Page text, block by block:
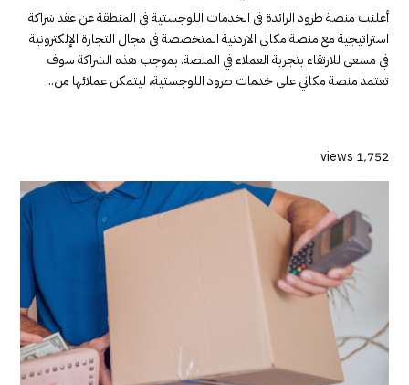
أعلنت منصة طرود الرائدة في الخدمات اللوجستية في المنطقة عن عقد شراكة
استراتيجية مع منصة مكاني الاردنية المتخصصة في مجال التجارة الإلكترونية
في مسعى للارتقاء بتجربة العملاء في المنصة. بموجب هذه الشراكة سوف
تعتمد منصة مكاني على خدمات طرود اللوجستية، ليتمكن عملائها من...
1٬752 views